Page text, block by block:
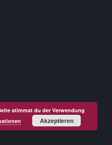
stimmst du der Verwendung
Akzeptieren